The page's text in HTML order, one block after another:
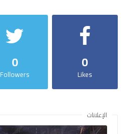
0
Likes
0
Followers
الإعلانات